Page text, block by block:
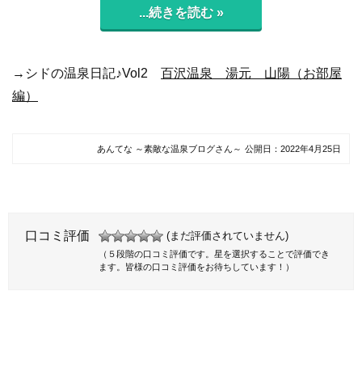
...続きを読む »
→シドの温泉日記♪Vol2 百沢温泉 湯元 山陽（お部屋
編）
あんてな ～素敵な温泉ブログさん～ 公開日： 2022年4月25日
口コミ評価 (まだ評価されていません)
（５段階の口コミ評価です。星を選択することで評価でき
ます。皆様の口コミ評価をお待ちしています！）